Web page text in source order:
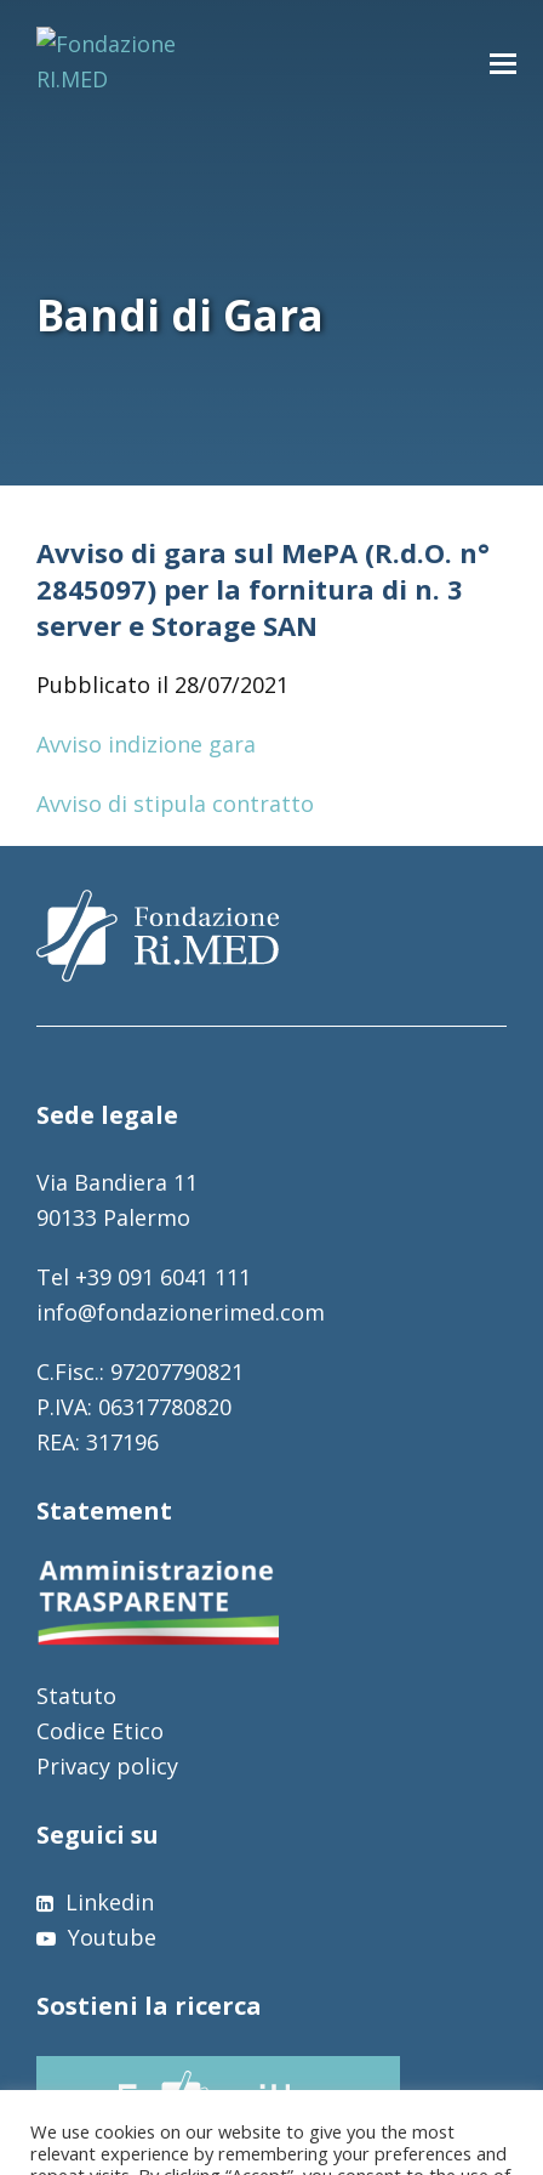
Bandi di Gara
Avviso di gara sul MePA (R.d.O. n°
2845097) per la fornitura di n. 3
server e Storage SAN
Pubblicato il 28/07/2021
Avviso indizione gara
Avviso di stipula contratto
Sede legale
Via Bandiera 11
90133 Palermo
Tel +39 091 6041 111
info@fondazionerimed.com
C.Fisc.: 97207790821
P.IVA: 06317780820
REA: 317196
Statement
Statuto
Codice Etico
Privacy policy
Seguici su
Linkedin
Youtube
Sostieni la ricerca
We use cookies on our website to give you the most
relevant experience by remembering your preferences and